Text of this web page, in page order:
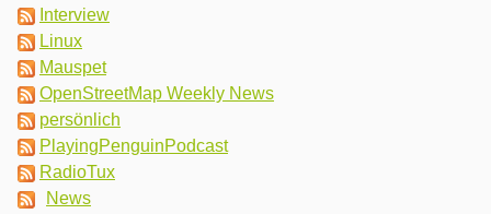
Interview
Linux
Mauspet
OpenStreetMap Weekly News
persönlich
PlayingPenguinPodcast
RadioTux
News